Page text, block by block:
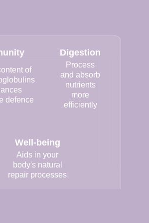
of
defence
Digestion
Process
and absorb
nutrients
more
efficiently
Well-being
Aids in your
body's natural
repair processes